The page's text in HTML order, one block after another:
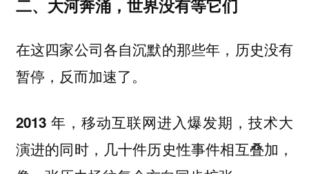
二、大河奔涌，世界没有等它们
在这四家公司各自沉默的那些年，历史没有
暂停，反而加速了。
2013 年，移动互联网进入爆发期，技术大
演进的同时，几十件历史性事件相互叠加，